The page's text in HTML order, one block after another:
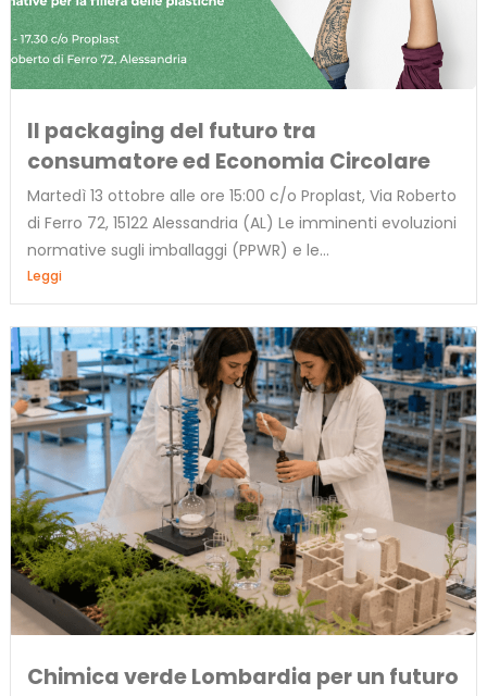
Il packaging del futuro tra
consumatore ed Economia Circolare
Martedì 13 ottobre alle ore 15:00 c/o Proplast, Via Roberto
di Ferro 72, 15122 Alessandria (AL) Le imminenti evoluzioni
normative sugli imballaggi (PPWR) e le...
Leggi
Chimica verde Lombardia per un futuro